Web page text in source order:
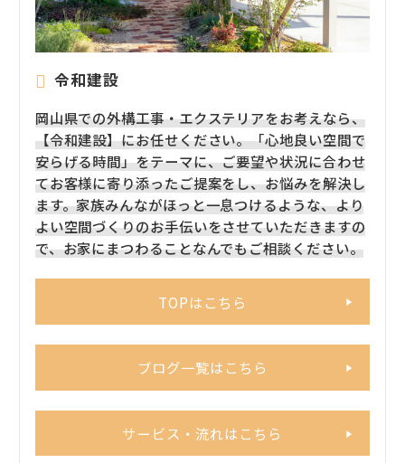
令和建設
岡山県での外構工事・エクステリアをお考えなら、
【令和建設】にお任せください。「心地良い空間で
安らげる時間」をテーマに、ご要望や状況に合わせ
てお客様に寄り添ったご提案をし、お悩みを解決し
ます。家族みんながほっと一息つけるような、より
よい空間づくりのお手伝いをさせていただきますの
で、お家にまつわることなんでもご相談ください。
TOPはこちら
ブログ一覧はこちら
サービス・流れはこちら